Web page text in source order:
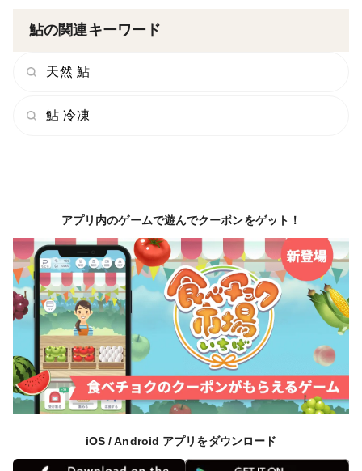
鮎の関連キーワード
天然 鮎
鮎 冷凍
アプリ内のゲームで遊んでクーポンをゲット！
iOS / Android アプリをダウンロード